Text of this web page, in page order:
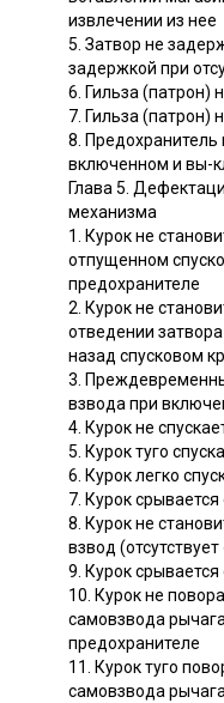
извлечении из нее
5. Затвор не
задержкой при
6. Гильза (патрон)
7. Гильза (патрон)
8. Предохранитель
включенном и вы-
Глава 5.
механизма
1. Курок не
отпущенном
предохранителе
2. Курок не
отведении
назад спусковом
3.
взвода при
4. Курок не
5. Курок туго
6. Курок легко
7. Курок
8. Курок не
взвод
9. Курок
10. Курок не
самовзвода
предохранителе
11. Курок туго
самовзвода